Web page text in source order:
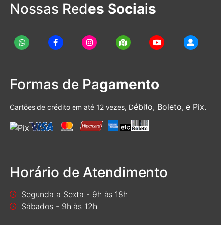
Nossas Redes Sociais
Formas de Pagamento
Cartões de crédito em até 12 vezes, Débito, Boleto, e Pix.
Horário de Atendimento
Segunda a Sexta - 9h às 18h
Sábados - 9h às 12h